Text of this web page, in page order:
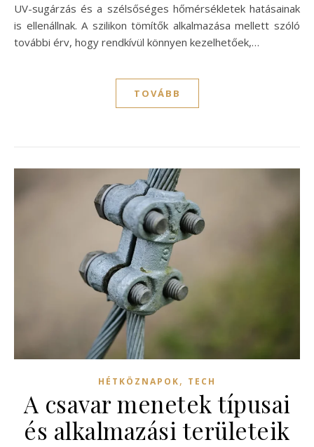
UV-sugárzás és a szélsőséges hőmérsékletek hatásainak
is ellenállnak. A szilikon tömítők alkalmazása mellett szóló
további érv, hogy rendkívül könnyen kezelhetőek,…
TOVÁBB
HÉTKÖZNAPOK, TECH
A csavar menetek típusai
és alkalmazási területeik